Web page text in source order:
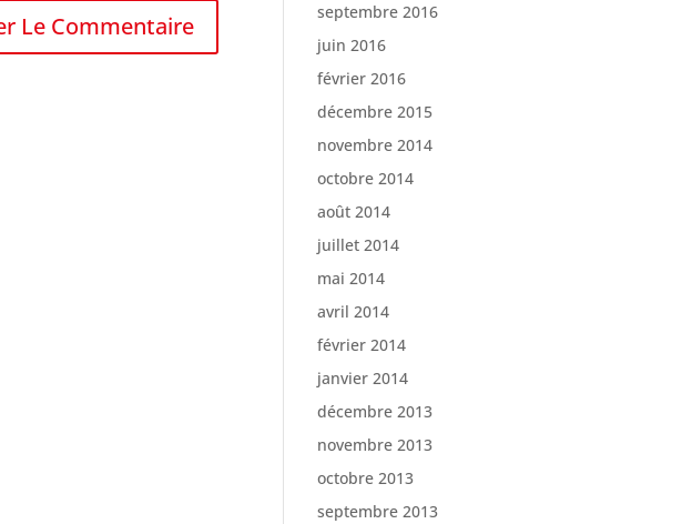
septembre 2016
juin 2016
février 2016
décembre 2015
novembre 2014
octobre 2014
août 2014
juillet 2014
mai 2014
avril 2014
février 2014
janvier 2014
décembre 2013
novembre 2013
octobre 2013
septembre 2013